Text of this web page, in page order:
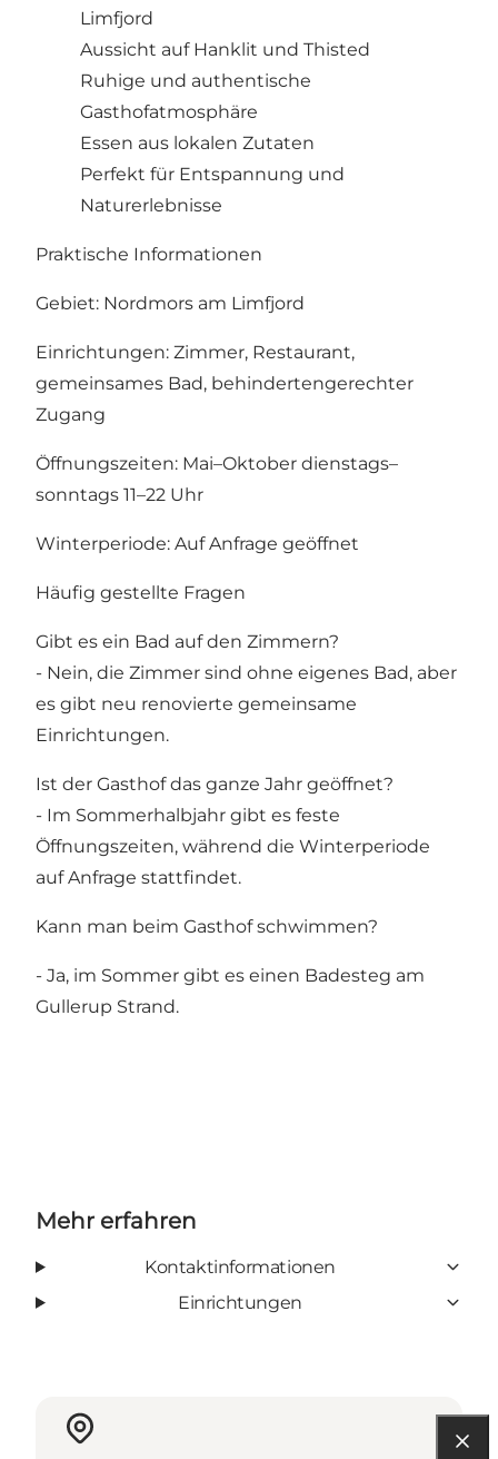
Limfjord
Aussicht auf Hanklit und Thisted
Ruhige und authentische
Gasthofatmosphäre
Essen aus lokalen Zutaten
Perfekt für Entspannung und
Naturerlebnisse
Praktische Informationen
Gebiet: Nordmors am Limfjord
Einrichtungen: Zimmer, Restaurant,
gemeinsames Bad, behindertengerechter
Zugang
Öffnungszeiten: Mai–Oktober dienstags–
sonntags 11–22 Uhr
Winterperiode: Auf Anfrage geöffnet
Häufig gestellte Fragen
Gibt es ein Bad auf den Zimmern?
- Nein, die Zimmer sind ohne eigenes Bad, aber
es gibt neu renovierte gemeinsame
Einrichtungen.
Ist der Gasthof das ganze Jahr geöffnet?
- Im Sommerhalbjahr gibt es feste
Öffnungszeiten, während die Winterperiode
auf Anfrage stattfindet.
Kann man beim Gasthof schwimmen?
- Ja, im Sommer gibt es einen Badesteg am
Gullerup Strand.
Mehr erfahren
Kontaktinformationen
Einrichtungen